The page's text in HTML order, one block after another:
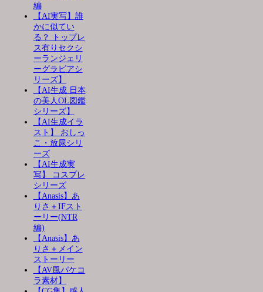
編
【AI実写】誰
かに似てい
る？ トップレ
ス有りセクシ
ーランジェリ
ーグラビアシ
リーズ】
【AI生成 日本
の美人OL図鑑
シリーズ】
【AI生成イラ
スト】 おしっ
こ・放尿シリ
ーズ
【AI生成実
写】 コスプレ
シリーズ
【Anasis】あ
りさ＋IFスト
ーリー(NTR
編)
【Anasis】あ
りさ＋メイン
ストーリー
【AV風パケコ
ラ素材】